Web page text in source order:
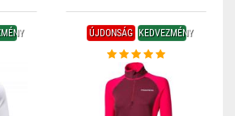
ÚJDONSÁG KEDVEZMÉNY